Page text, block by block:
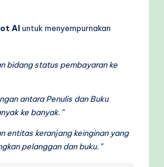
AI untuk menyempurnakan
bidang status pembayaran ke
antara Penulis dan Buku
ke banyak.”
entitas keranjang keinginan yang
pelanggan dan buku.”